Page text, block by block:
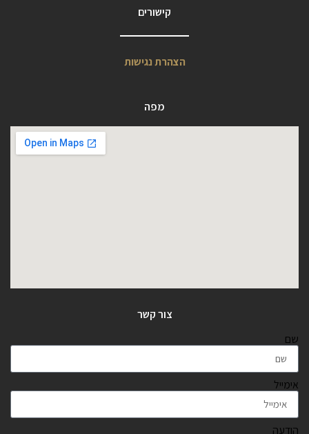
קישורים
הצהרת נגישות
מפה
צור קשר
שם
אימייל
הודעה